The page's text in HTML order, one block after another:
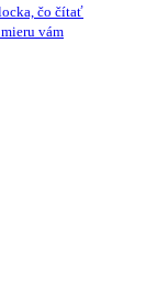
čo čítať
vám